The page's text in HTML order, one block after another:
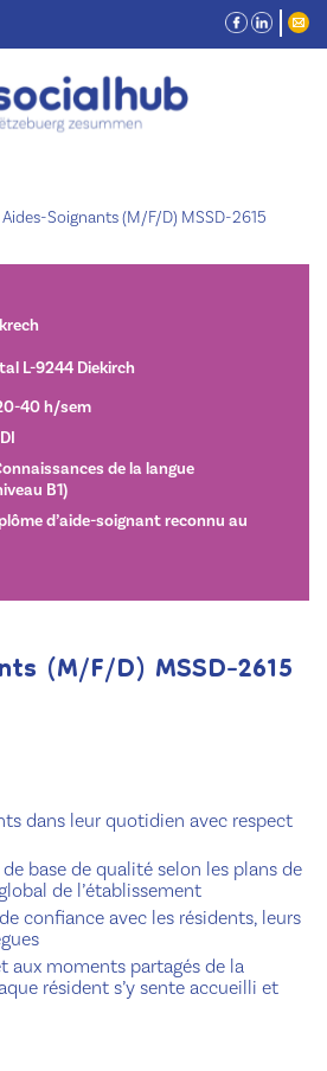
Soignants (M/F/D) MSSD-2615
L-9244 Diekirch
40 h/sem
de la langue
B1)
d’aide-soignant reconnu au
(M/F/D) MSSD-2615
dans leur quotidien avec respect
base de qualité selon les plans de
de l’établissement
confiance avec les résidents, leurs
aux moments partagés de la
résident s’y sente accueilli et